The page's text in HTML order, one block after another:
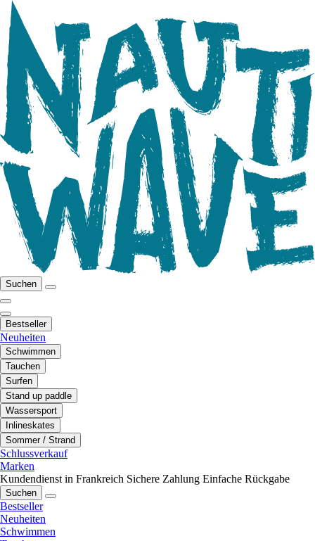
Suchen
Bestseller
Neuheiten
Schwimmen
Tauchen
Surfen
Stand up paddle
Wassersport
Inlineskates
Sommer / Strand
Schlussverkauf
Marken
Kundendienst in Frankreich Sichere Zahlung Einfache Rückgabe
Suchen
Bestseller
Neuheiten
Schwimmen